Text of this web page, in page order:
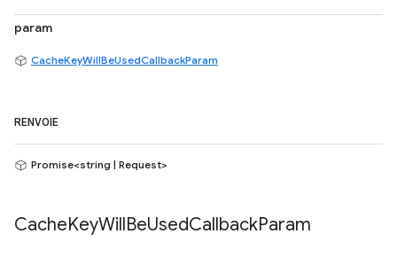
param
CacheKeyWillBeUsedCallbackParam
RENVOIE
Promise<string | Request>
CacheKeyWillBeUsedCallbackParam